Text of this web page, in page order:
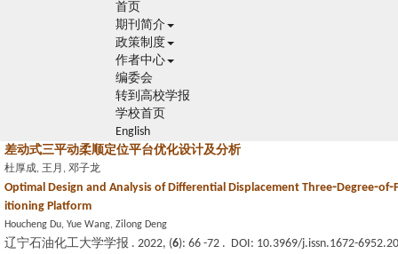
首页
期刊简介
政策制度
作者中心
编委会
转到高校学报
学校首页
English
差动式三平动柔顺定位平台优化设计及分析
杜厚成, 王月, 邓子龙
Optimal Design and Analysis of Differential Displacement
itioning Platform
Houcheng Du, Yue Wang, Zilong Deng
辽宁石油化工大学学报 . 2022, (6): 66 -72 . DOI: 10.3969/j.issn.1672-